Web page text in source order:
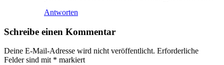
Antworten
Schreibe einen Kommentar
Deine E-Mail-Adresse wird nicht veröffentlicht. Erforderliche
Felder sind mit * markiert